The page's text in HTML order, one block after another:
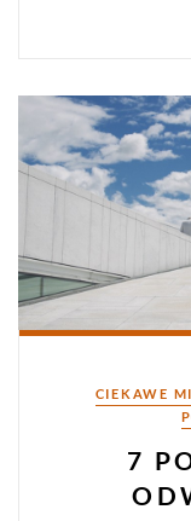
Kategorie
CIEKAWE
7